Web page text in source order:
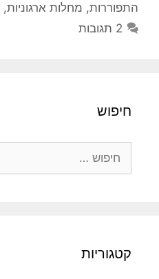
התפוררות, מחלות ארגוניות,
2 תגובות
חיפוש
קטגוריות